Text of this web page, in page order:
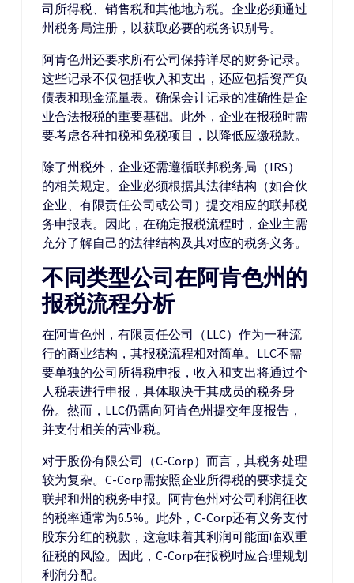
司所得税、销售税和其他地方税。企业必须通过
州税务局注册，以获取必要的税务识别号。
阿肯色州还要求所有公司保持详尽的财务记录。
这些记录不仅包括收入和支出，还应包括资产负
债表和现金流量表。确保会计记录的准确性是企
业合法报税的重要基础。此外，企业在报税时需
要考虑各种扣税和免税项目，以降低应缴税款。
除了州税外，企业还需遵循联邦税务局（IRS）
的相关规定。企业必须根据其法律结构（如合伙
企业、有限责任公司或公司）提交相应的联邦税
务申报表。因此，在确定报税流程时，企业主需
充分了解自己的法律结构及其对应的税务义务。
不同类型公司在阿肯色州的
报税流程分析
在阿肯色州，有限责任公司（LLC）作为一种流
行的商业结构，其报税流程相对简单。LLC不需
要单独的公司所得税申报，收入和支出将通过个
人税表进行申报，具体取决于其成员的税务身
份。然而，LLC仍需向阿肯色州提交年度报告，
并支付相关的营业税。
对于股份有限公司（C-Corp）而言，其税务处理
较为复杂。C-Corp需按照企业所得税的要求提交
联邦和州的税务申报。阿肯色州对公司利润征收
的税率通常为6.5%。此外，C-Corp还有义务支付
股东分红的税款，这意味着其利润可能面临双重
征税的风险。因此，C-Corp在报税时应合理规划
利润分配。